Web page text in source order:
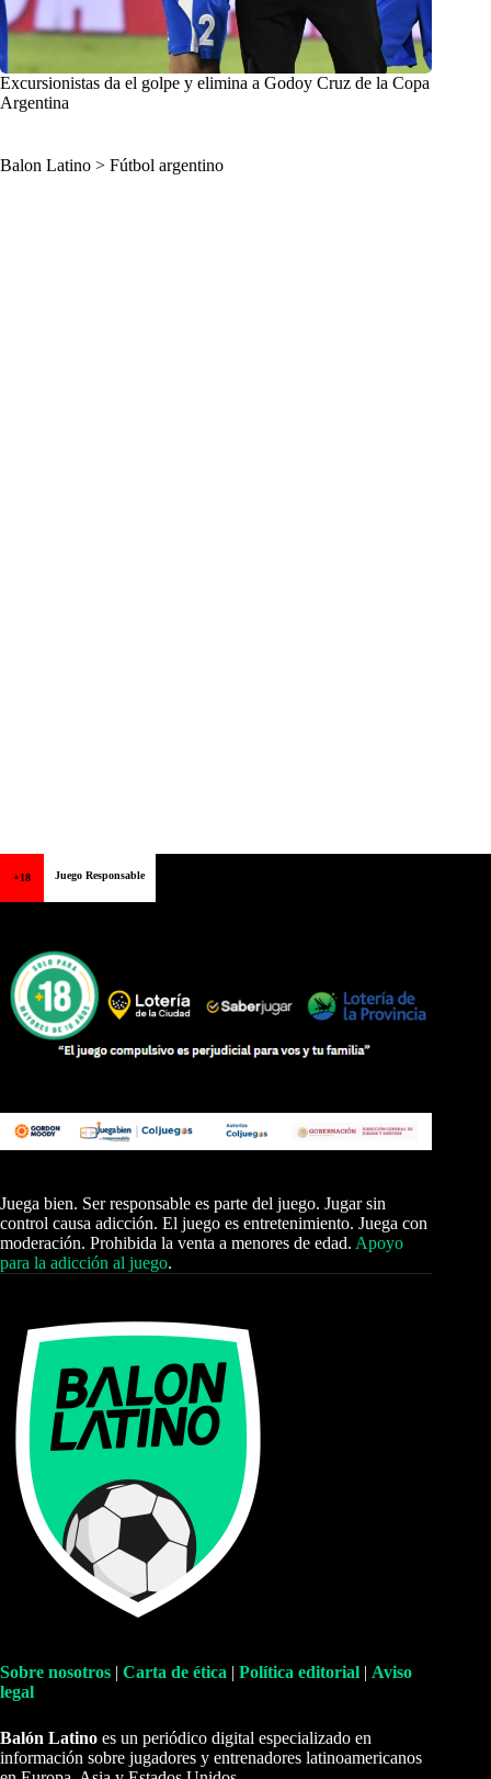
Excursionistas da el golpe y elimina a Godoy Cruz de la Copa
Argentina
Balon Latino > Fútbol argentino
+18 Juego Responsable
Juega bien. Ser responsable es parte del juego. Jugar sin
control causa adicción. El juego es entretenimiento. Juega con
moderación. Prohibida la venta a menores de edad. Apoyo
para la adicción al juego.
Sobre nosotros | Carta de ética | Política editorial | Aviso
legal
Balón Latino es un periódico digital especializado en
información sobre jugadores y entrenadores latinoamericanos